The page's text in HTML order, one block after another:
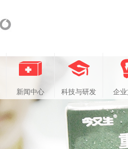
新闻中心 科技与研发 企